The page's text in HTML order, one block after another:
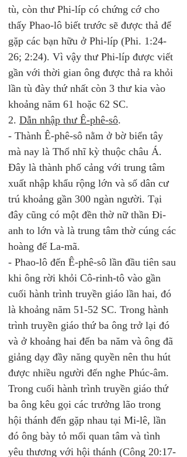
tù, còn thư Phi-líp có chứng cớ cho
thấy Phao-lô biết trước sẽ được thả để
gặp các bạn hữu ở Phi-líp (Phi. 1:24-
26; 2:24). Vì vậy thư Phi-líp được viết
gần với thời gian ông được thả ra khỏi
lần tù đày thứ nhất còn 3 thư kia vào
khoảng năm 61 hoặc 62 SC.
2. Dẫn nhập thư Ê-phê-sô.
- Thành Ê-phê-sô nằm ở bờ biển tây
mà nay là Thổ nhĩ kỳ thuộc châu Á.
Đây là thành phố cảng với trung tâm
xuất nhập khẩu rộng lớn và số dân cư
trú khoảng gần 300 ngàn người. Tại
đây cũng có một đền thờ nữ thần Đi-
anh to lớn và là trung tâm thờ cúng các
hoàng đế La-mã.
- Phao-lô đến Ê-phê-sô lần đầu tiên sau
khi ông rời khỏi Cô-rinh-tô vào gần
cuối hành trình truyền giáo lần hai, đó
là khoảng năm 51-52 SC. Trong hành
trình truyền giáo thứ ba ông trở lại đó
và ở khoảng hai đến ba năm và ông đã
giảng dạy đầy năng quyền nên thu hút
được nhiều người đến nghe Phúc-âm.
Trong cuối hành trình truyền giáo thứ
ba ông kêu gọi các trưởng lão trong
hội thánh đến gặp nhau tại Mi-lê, lần
đó ông bày tỏ mối quan tâm và tình
yêu thương với hội thánh (Công 20:17-